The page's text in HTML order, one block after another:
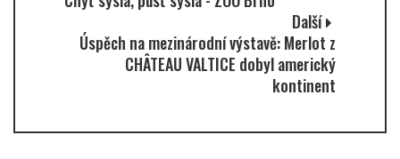
Další
Úspěch na mezinárodní výstavě: Merlot z
CHÂTEAU VALTICE dobyl americký
kontinent